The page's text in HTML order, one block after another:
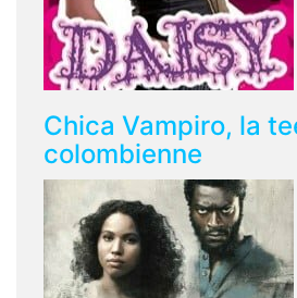
Chica Vampiro, la
colombienne